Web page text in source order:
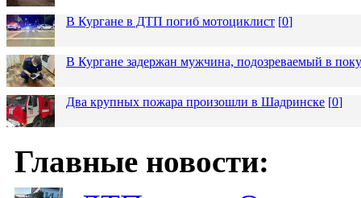
В Кургане в ДТП погиб мотоциклист [0]
В Кургане задержан мужчина, подозреваемый в
Два крупных пожара произошли в Шадринске [0]
Главные новости: